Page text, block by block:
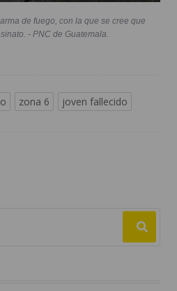
de fuego, con la que se cree que
- PNC de Guatemala.
zona 6 joven fallecido